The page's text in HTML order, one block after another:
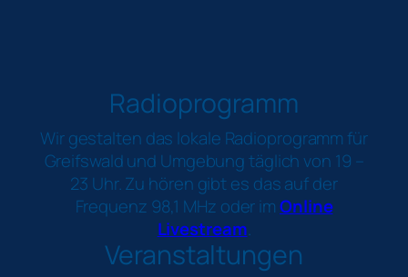
Radioprogramm
Wir gestalten das lokale Radioprogramm für
Greifswald und Umgebung täglich von 19 –
23 Uhr. Zu hören gibt es das auf der
Frequenz 98,1 MHz oder imOnline
Livestream.
Veranstaltungen